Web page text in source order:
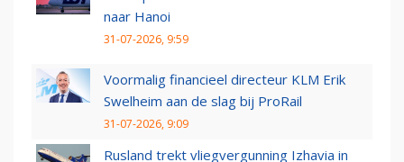
naar Hanoi
31-07-2026, 9:59
Voormalig financieel directeur KLM Erik
Swelheim aan de slag bij ProRail
31-07-2026, 9:09
Rusland trekt vliegvergunning Izhavia in